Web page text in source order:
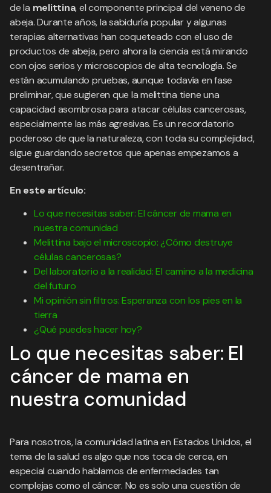
de la melittina, el componente principal del veneno de
abeja. Durante años, la sabiduría popular y algunas
terapias alternativas han coqueteado con el uso de
productos de abeja, pero ahora la ciencia está mirando
con ojos serios y microscopios de alta tecnología. Se
están acumulando pruebas, aunque todavía en fase
preliminar, que sugieren que la melittina tiene una
capacidad asombrosa para atacar células cancerosas,
especialmente las más agresivas. Es un recordatorio
poderoso de que la naturaleza, con toda su complejidad,
sigue guardando secretos que apenas empezamos a
desentrañar.
En este artículo:
Lo que necesitas saber: El cáncer de mama en
nuestra comunidad
Melittina bajo el microscopio: ¿Cómo destruye
células cancerosas?
Del laboratorio a la realidad: El camino a la medicina
del futuro
Mi opinión sin filtros: Esperanza con los pies en la
tierra
¿Qué puedes hacer hoy?
Lo que necesitas saber: El
cáncer de mama en
nuestra comunidad
Para nosotros, la comunidad latina en Estados Unidos, el
tema de la salud es algo que nos toca de cerca, en
especial cuando hablamos de enfermedades tan
complejas como el cáncer. No es solo una cuestión de